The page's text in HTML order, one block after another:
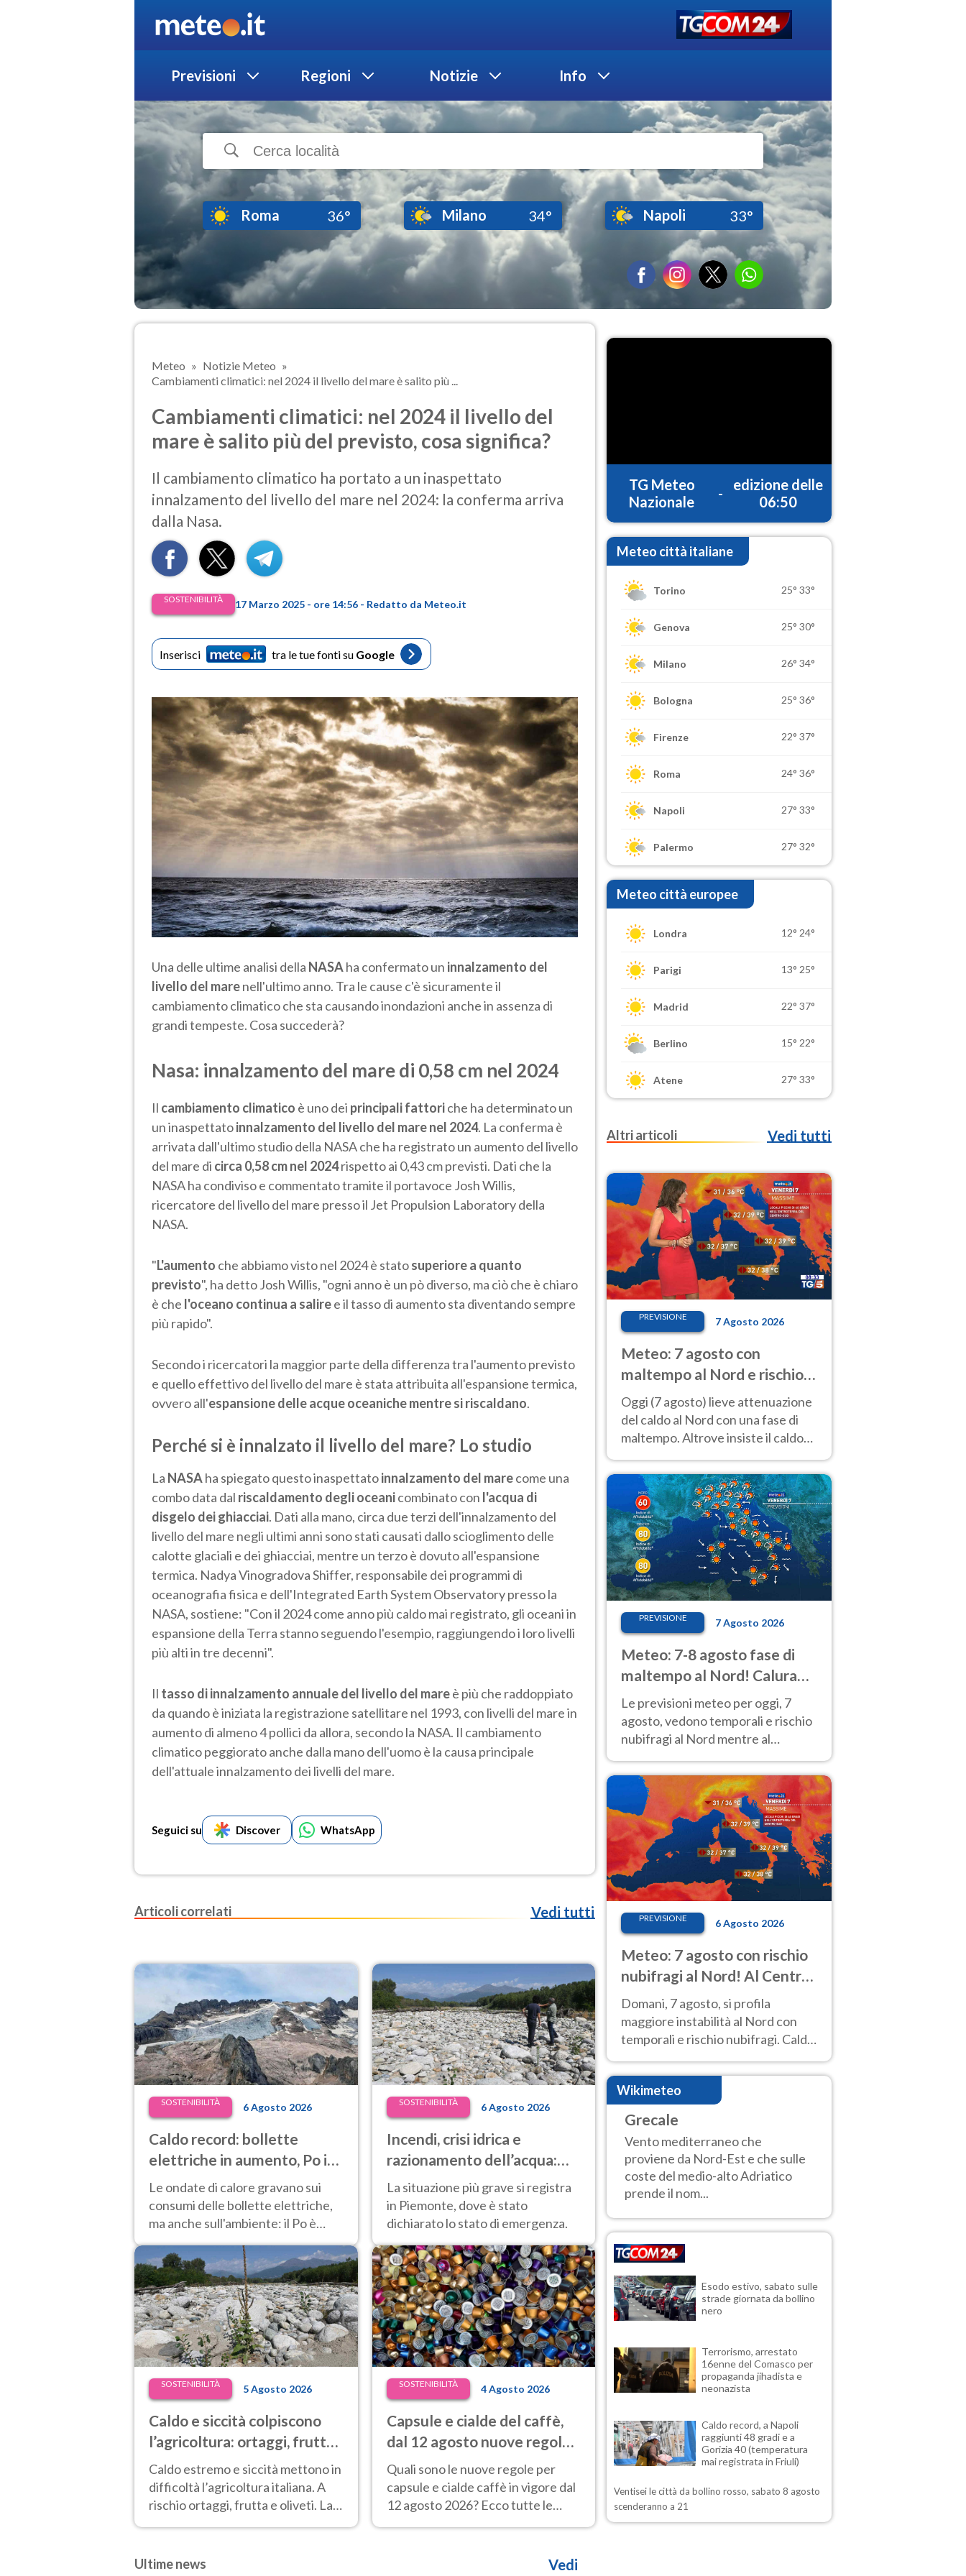
Previsioni Regioni Notizie Info
Roma 36° Milano 34° Napoli 33°
Meteo
Notizie Meteo
Cambiamenti climatici: nel 2024 il livello del mare è salito più ...
Cambiamenti climatici: nel 2024 il livello del
mare è salito più del previsto, cosa significa?
Il cambiamento climatico ha portato a un inaspettato
innalzamento del livello del mare nel 2024: la conferma arriva
dalla Nasa.
SOSTENIBILITÀ 17 Marzo 2025 - ore 14:56 - Redatto da Meteo.it
Inserisci tra le tue fonti su Google
Una delle ultime analisi della NASAha confermato un innalzamento del
livello del marenell'ultimo anno. Tra le cause c'è sicuramente il
cambiamento climatico che sta causando inondazioni anche in assenza di
grandi tempeste. Cosa succederà?
Nasa: innalzamento del mare di 0,58 cm nel 2024
Il cambiamento climatico è uno dei principali fattoriche ha determinato un
un inaspettatoinnalzamento del livello del mare nel 2024. La conferma è
arrivata dall'ultimo studio della NASA che ha registrato un aumento del livello
del mare di circa 0,58 cm nel 2024rispetto ai 0,43 cm previsti. Dati che la
NASA ha condiviso e commentato tramite il portavoce Josh Willis,
ricercatore del livello del mare presso il Jet Propulsion Laboratory della
NASA.
"L'aumento che abbiamo visto nel 2024 è statosuperiore a quanto
previsto", ha detto Josh Willis, "ogni anno è un pò diverso, ma ciò che è chiaro
è che l'oceano continua a saliree il tasso di aumento sta diventando sempre
più rapido".
Secondo i ricercatori la maggior parte della differenza tra l'aumento previsto
e quello effettivo del livello del mare è stata attribuita all'espansione termica,
ovvero all'espansione delle acque oceaniche mentre si riscaldano.
Perché si è innalzato il livello del mare? Lo studio
La NASAha spiegato questo inaspettatoinnalzamento del marecome una
combo data dal riscaldamento degli oceanicombinato con l'acqua di
disgelo dei ghiacciai. Dati alla mano, circa due terzi dell'innalzamento del
livello del mare negli ultimi anni sono stati causati dallo scioglimento delle
calotte glaciali e dei ghiacciai, mentre un terzo è dovuto all'espansione
termica. Nadya Vinogradova Shiffer, responsabile dei programmi di
oceanografia fisica e dell'Integrated Earth System Observatory presso la
NASA, sostiene: "Con il 2024 come anno più caldo mai registrato, gli oceani in
espansione della Terra stanno seguendo l'esempio, raggiungendo i loro livelli
più alti in tre decenni".
Il tasso di innalzamento annuale del livello del mareè più che raddoppiato
da quando è iniziata la registrazione satellitare nel 1993, con livelli del mare in
aumento di almeno 4 pollici da allora, secondo la NASA. Il cambiamento
climatico peggiorato anche dalla mano dell'uomo è la causa principale
dell'attuale innalzamento dei livelli del mare.
Seguici su Discover WhatsApp
Articoli correlati Vedi tutti
SOSTENIBILITÀ 6 Agosto 2026
Caldo record: bollette
elettriche in aumento, Po in
secca, centrali in difficoltà e
prezzi dell’energia ai
massimi
Le ondate di calore gravano sui
consumi delle bollette elettriche,
ma anche sull'ambiente: il Po è
sempre più svuotato.
SOSTENIBILITÀ 6 Agosto 2026
Incendi, crisi idrica e
razionamento dell’acqua:
ora anche il Nord Italia è in
difficoltà
La situazione più grave si registra
in Piemonte, dove è stato
dichiarato lo stato di emergenza.
SOSTENIBILITÀ 5 Agosto 2026
Caldo e siccità colpiscono
l’agricoltura: ortaggi, frutta
e olio d’oliva a rischio, latte
in calo del 10%
Caldo estremo e siccità mettono in
difficoltà l’agricoltura italiana. A
rischio ortaggi, frutta e oliveti. La
SOSTENIBILITÀ 4 Agosto 2026
Capsule e cialde del caffè,
dal 12 agosto nuove regole
per la raccolta differenziata
Quali sono le nuove regole per
capsule e cialde caffè in vigore dal
12 agosto 2026? Ecco tutte le
Ultime news
Vedi
TG Meteo
Nazionale
-
edizione delle
06:50
Meteo città italiane
Torino 25° 33°
Genova 25° 30°
Milano 26° 34°
Bologna 25° 36°
Firenze 22° 37°
Roma 24° 36°
Napoli 27° 33°
Palermo 27° 32°
Meteo città europee
Londra 12° 24°
Parigi 13° 25°
Madrid 22° 37°
Berlino 15° 22°
Atene 27° 33°
Altri articoli Vedi tutti
PREVISIONE 7 Agosto 2026
Meteo: 7 agosto con
maltempo al Nord e rischio
nubifragi. Altrove caldo
estremo
Oggi (7 agosto) lieve attenuazione
del caldo al Nord con una fase di
maltempo. Altrove insiste il caldo
previsioni
PREVISIONE 7 Agosto 2026
Meteo: 7-8 agosto fase di
maltempo al Nord! Calura
fino a Ferragosto
Le previsioni meteo per oggi, 7
agosto, vedono temporali e rischio
nubifragi al Nord mentre al
molto intenso.
PREVISIONE 6 Agosto 2026
Meteo: 7 agosto con rischio
nubifragi al Nord! Al Centro-
Sud caldo estremo
Domani, 7 agosto, si profila
maggiore instabilità al Nord con
temporali e rischio nubifragi. Caldo
sempre estremo al Centro-Sud. Le
previsioni.
Wikimeteo
Grecale
Vento mediterraneo che
proviene da Nord-Est e che sulle
coste del medio-alto Adriatico
prende il nom...
Esodo estivo, sabato sulle
strade giornata da bollino
nero
Terrorismo, arrestato
16enne del Comasco per
propaganda jihadista e
neonazista
Caldo record, a Napoli
raggiunti 48 gradi e a
Gorizia 40 (temperatura
mai registrata in Friuli)
Ventisei le città da bollino rosso, sabato 8 agosto
scenderanno a 21